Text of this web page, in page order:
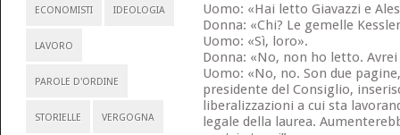
ECONOMISTI IDEOLOGIA
LAVORO
PAROLE D'ORDINE
STORIELLE VERGOGNA
Uomo: «Hai letto Giavazzi e
Donna: «Chi? Le gemelle
Uomo: «Sì, loro».
Donna: «No, non ho letto. Avrei
Uomo: «No, no. Son due
presidente del Consiglio,
liberalizzazioni a cui sta
legale della laurea.